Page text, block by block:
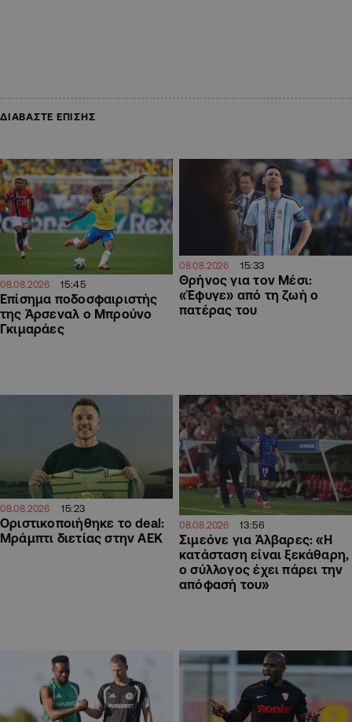
ΔΙΑΒΑΣΤΕ ΕΠΙΣΗΣ
08.08.2026 15:45
Επίσημα ποδοσφαιριστής
της Άρσεναλ ο Μπρούνο
Γκιμαράες
08.08.2026 15:33
Θρήνος για τον Μέσι:
«Έφυγε» από τη ζωή ο
πατέρας του
08.08.2026 15:23
Οριστικοποιήθηκε το deal:
Μράμπτι διετίας στην ΑΕΚ
08.08.2026 13:56
Σιμεόνε για Άλβαρες: «Η
κατάσταση είναι ξεκάθαρη,
ο σύλλογος έχει πάρει την
απόφασή του»